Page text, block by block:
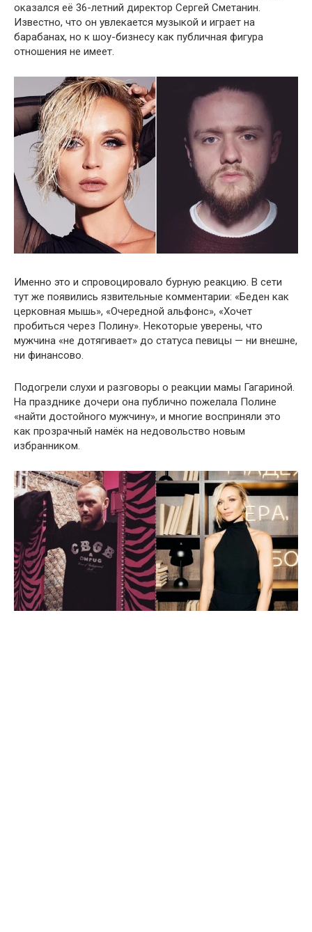
оказался её 36-летний директор Сергей Сметанин.
Известно, что он увлекается музыкой и играет на
барабанах, но к шоу-бизнесу как публичная фигура
отношения не имеет.
Именно это и спровоцировало бурную реакцию. В сети
тут же появились язвительные комментарии: «Беден как
церковная мышь», «Очередной альфонс», «Хочет
пробиться через Полину». Некоторые уверены, что
мужчина «не дотягивает» до статуса певицы — ни внешне,
ни финансово.
Подогрели слухи и разговоры о реакции мамы Гагариной.
На празднике дочери она публично пожелала Полине
«найти достойного мужчину», и многие восприняли это
как прозрачный намёк на недовольство новым
избранником.